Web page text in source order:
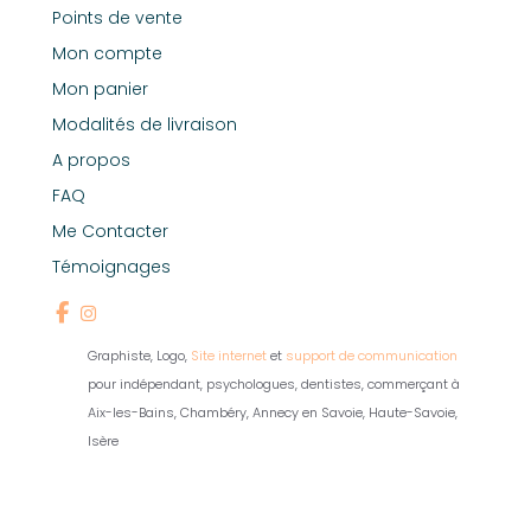
Points de vente
Mon compte
Mon panier
Modalités de livraison
A propos
FAQ
Me Contacter
Témoignages
Graphiste, Logo, Site internetet support de communication
pour indépendant, psychologues, dentistes, commerçant à
Aix-les-Bains, Chambéry, Annecy en Savoie, Haute-Savoie,
Isère